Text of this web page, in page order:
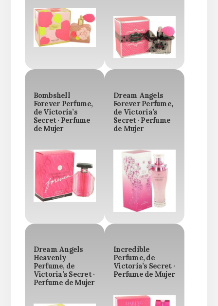
Bombshell
Forever Perfume,
de Victoria’s
Secret · Perfume
de Mujer
Dream Angels
Forever Perfume,
de Victoria’s
Secret · Perfume
de Mujer
Dream Angels
Heavenly
Perfume, de
Victoria’s Secret ·
Perfume de Mujer
Incredible
Perfume, de
Victoria’s Secret ·
Perfume de Mujer